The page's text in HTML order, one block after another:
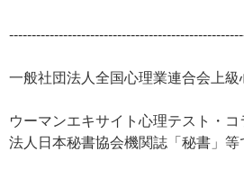
一般社団法人全国心理業連合会上級
ウーマンエキサイト心理テスト・
法人日本秘書協会機関誌「秘書」等